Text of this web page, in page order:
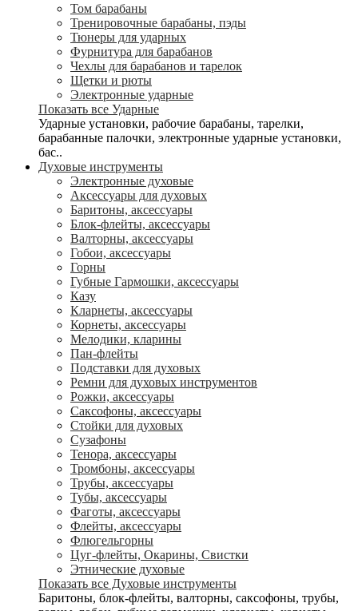
Том барабаны
Тренировочные барабаны, пэды
Тюнеры для ударных
Фурнитура для барабанов
Чехлы для барабанов и тарелок
Щетки и рюты
Электронные ударные
Показать все Ударные
Ударные установки, рабочие барабаны, тарелки,
барабанные палочки, электронные ударные установки,
бас..
Духовые инструменты
Электронные духовые
Аксессуары для духовых
Баритоны, аксессуары
Блок-флейты, аксессуары
Валторны, аксессуары
Гобои, аксессуары
Горны
Губные Гармошки, аксессуары
Казу
Кларнеты, аксессуары
Корнеты, аксессуары
Мелодики, кларины
Пан-флейты
Подставки для духовых
Ремни для духовых инструментов
Рожки, аксессуары
Саксофоны, аксессуары
Стойки для духовых
Сузафоны
Тенора, аксессуары
Тромбоны, аксессуары
Трубы, аксессуары
Тубы, аксессуары
Фаготы, аксессуары
Флейты, аксессуары
Флюгельгорны
Цуг-флейты, Окарины, Свистки
Этнические духовые
Показать все Духовые инструменты
Баритоны, блок-флейты, валторны, саксофоны, трубы,